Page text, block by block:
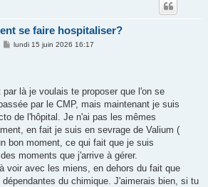
se faire hospitaliser?
M
e
lundi 15 juin 2026 16:17
là je voulais te proposer que l'on se
par le CMP, mais maintenant je suis
de l'hôpital. Je n'ai pas les mêmes
en fait je suis en sevrage de Valium (
bon moment, ce qui fait que je suis
moments que j'arrive à gérer.
voir avec les miens, en dehors du fait que
du chimique. J'aimerais bien, si tu